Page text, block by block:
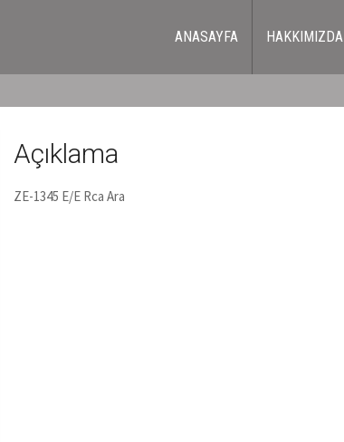
ANASAYFA HAKKIMIZDA
Açıklama
ZE-1345 E/E Rca Ara